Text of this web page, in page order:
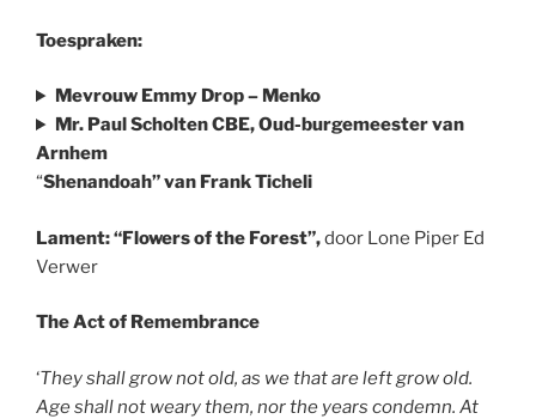
Toespraken:
Mevrouw Emmy Drop – Menko
Mr. Paul Scholten CBE, Oud-burgemeester van
Arnhem
“Shenandoah” van Frank Ticheli
Lament: “Flowers of the Forest”,door Lone Piper Ed
Verwer
The Act of Remembrance
‘They shall grow not old, as we that are left grow old.
Age shall not weary them, nor the years condemn. At